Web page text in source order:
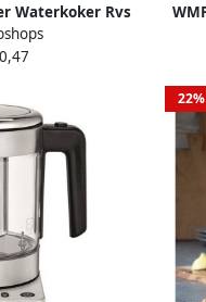
Waterkoker Rvs
22%